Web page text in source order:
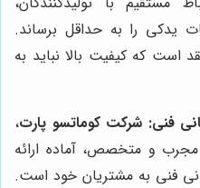
یدکی را به حداقل برساند.
است که کیفیت بالا نباید به
فنی: شرکت کوماتسو پارت،
مجرب و متخصص، آماده ارائه
فنی به مشتریان خود است.